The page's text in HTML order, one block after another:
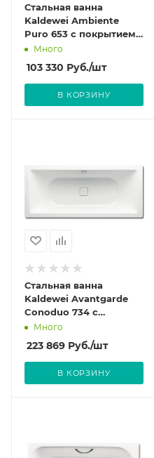
Стальная ванна
Kaldewei Ambiente
Puro 653 с покрытием
Easy-Clean
Много
103 330 Руб./шт
В КОРЗИНУ
Стальная ванна
Kaldewei Avantgarde
Conoduo 734 с
покрытием Easy-Clean
Много
223 869 Руб./шт
В КОРЗИНУ